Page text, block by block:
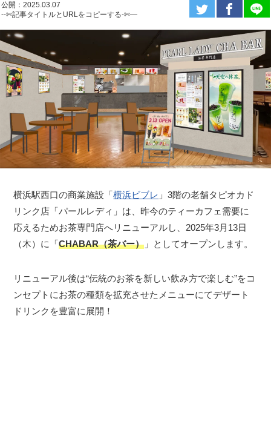
公開：2025.03.07
--✄記事タイトルとURLをコピーする-✄—
横浜駅西口の商業施設「横浜ビブレ 」3階の老舗タピオカド
リンク店「パールレディ」は、昨今のティーカフェ需要に
応えるためお茶専門店へリニューアルし、2025年3月13日
（木）に「CHABAR（茶バー） 」としてオープンします。
リニューアル後は“伝統のお茶を新しい飲み方で楽しむ”をコ
ンセプトにお茶の種類を拡充させたメニューにてデザート
ドリンクを豊富に展開！